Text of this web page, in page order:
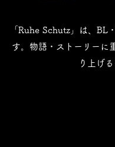
「Ruhe Schutz」は、BL
す。​物語・ストーリーに
り上げ